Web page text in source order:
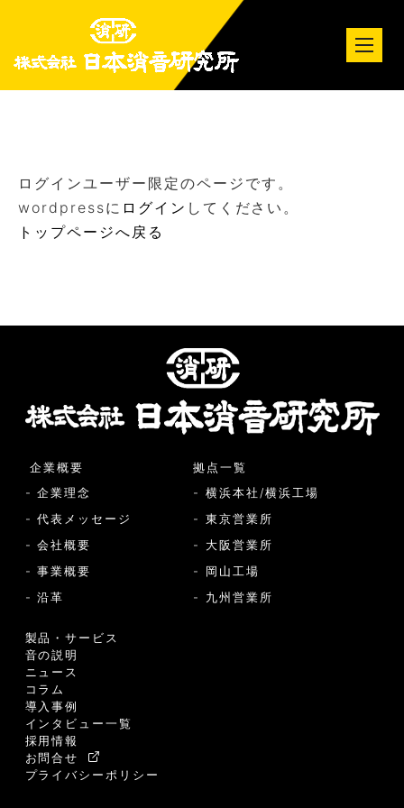
ログインユーザー限定のページです。
wordpressに ログイン してください。
トップページへ戻る
企業概要
- 企業理念
- 代表メッセージ
- 会社概要
- 事業概要
- 沿革
製品・サービス
音の説明
ニュース
コラム
導入事例
インタビュー一覧
採用情報
お問合せ
プライバシーポリシー
拠点一覧
- 横浜本社/横浜工場
- 東京営業所
- 大阪営業所
- 岡山工場
- 九州営業所